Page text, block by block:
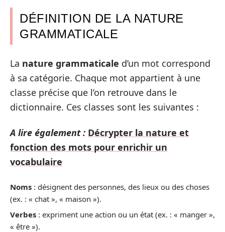
DÉFINITION DE LA NATURE
GRAMMATICALE
La nature grammaticale d’un mot correspond
à sa catégorie. Chaque mot appartient à une
classe précise que l’on retrouve dans le
dictionnaire. Ces classes sont les suivantes :
A lire également : Décrypter la nature et
fonction des mots pour enrichir un
vocabulaire
Noms : désignent des personnes, des lieux ou des choses
(ex. : « chat », « maison »).
Verbes : expriment une action ou un état (ex. : « manger »,
« être »).